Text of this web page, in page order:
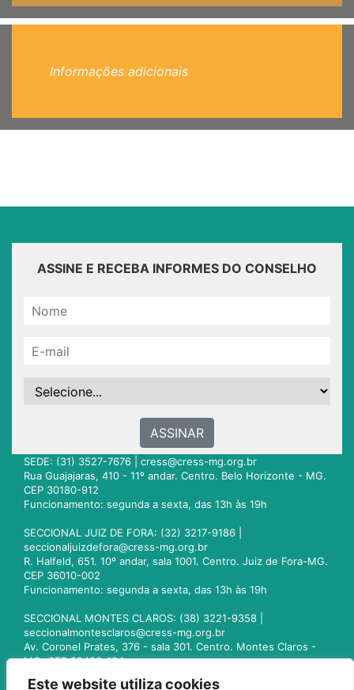
Este website utiliza cookies
Informações adicionais
ASSINE E RECEBA INFORMES DO CONSELHO
ASSINAR
SEDE: (31) 3527-7676 | cress@cress-mg.org.br
Rua Guajajaras, 410 - 11º andar. Centro. Belo Horizonte - MG.
CEP 30180-912
Funcionamento: segunda a sexta, das 13h às 19h
SECCIONAL JUIZ DE FORA: (32) 3217-9186 |
seccionaljuizdefora@cress-mg.org.br
R. Halfeld, 651. 10º andar, sala 1001. Centro. Juiz de Fora-MG.
CEP 36010-002
Funcionamento: segunda a sexta, das 13h às 19h
SECCIONAL MONTES CLAROS: (38) 3221-9358 |
seccionalmontesclaros@cress-mg.org.br
Av. Coronel Prates, 376 - sala 301. Centro. Montes Claros -
MG. CEP 39400-104